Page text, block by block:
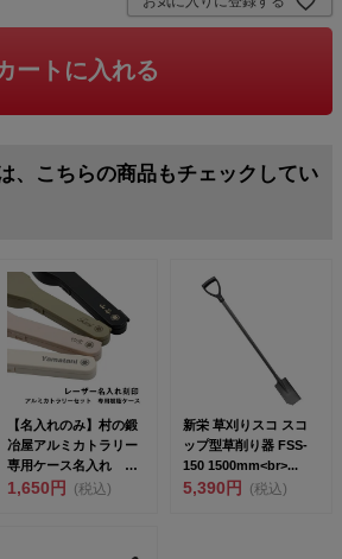
ートに入れる
、こちらの商品もチェックしてい
【名入れのみ】村の鍛
冶屋アルミカトラリー
専用ケース名入れ
<br>金属レ...
1,650円 (税込)
新栄 草刈りスコ スコ
ップ型草削り器 FSS-
150 1500mm<br>...
5,390円 (税込)